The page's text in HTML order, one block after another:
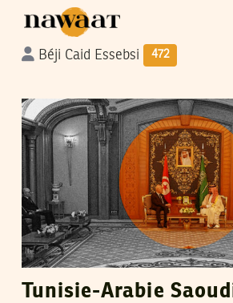
Béji Caid Essebsi 472
Tunisie-Arabie